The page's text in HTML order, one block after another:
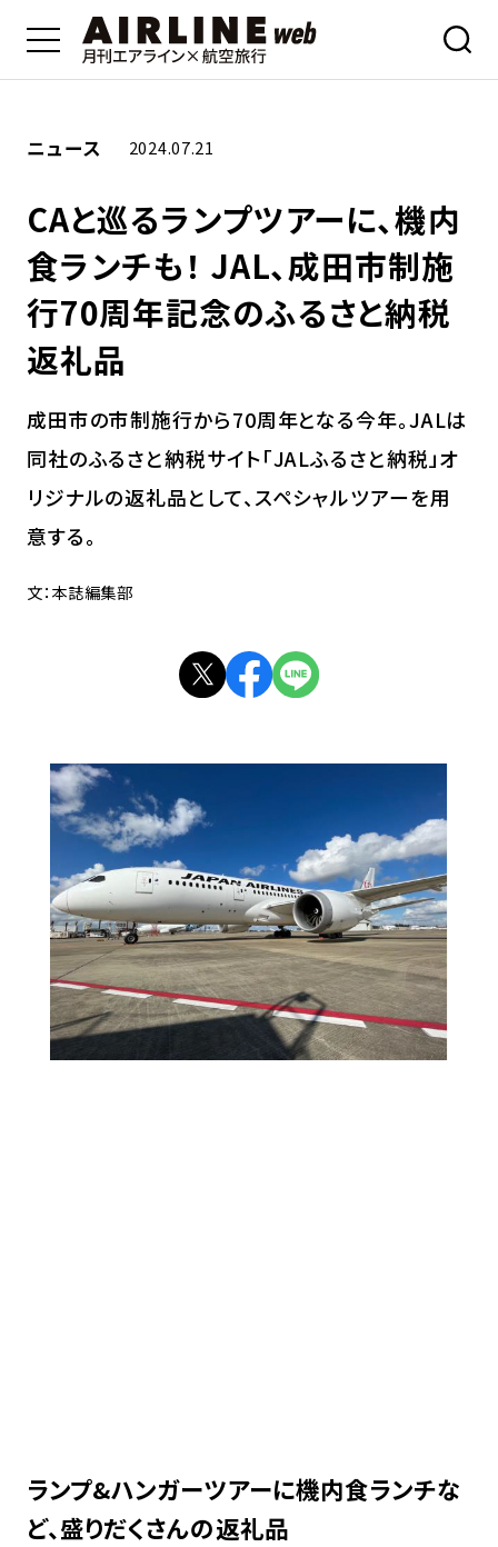
ニュース 2024.07.21
CAと巡るランプツアーに、機内
食ランチも！ JAL、成田市制施
行70周年記念のふるさと納税
返礼品
成田市の市制施行から70周年となる今年。JALは
同社のふるさと納税サイト「JALふるさと納税」オ
リジナルの返礼品として、スペシャルツアーを用
意する。
文：本誌編集部
ランプ&ハンガーツアーに機内食ランチな
ど、盛りだくさんの返礼品